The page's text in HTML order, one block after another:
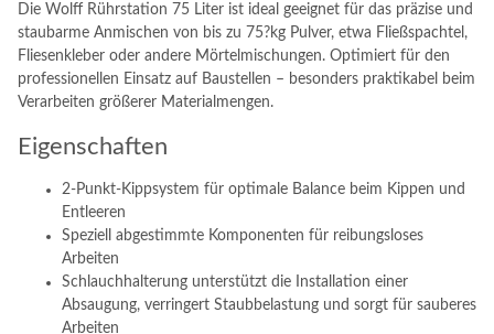
Die Wolff Rührstation 75 Liter ist ideal geeignet für das präzise und
staubarme Anmischen von bis zu 75?kg Pulver, etwa Fließspachtel,
Fliesenkleber oder andere Mörtelmischungen. Optimiert für den
professionellen Einsatz auf Baustellen – besonders praktikabel beim
Verarbeiten größerer Materialmengen.
Eigenschaften
2-Punkt-Kippsystem für optimale Balance beim Kippen und
Entleeren
Speziell abgestimmte Komponenten für reibungsloses
Arbeiten
Schlauchhalterung unterstützt die Installation einer
Absaugung, verringert Staubbelastung und sorgt für sauberes
Arbeiten